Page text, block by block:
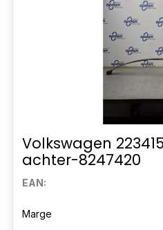
Volkswagen
achter-8247420
EAN:
Marge